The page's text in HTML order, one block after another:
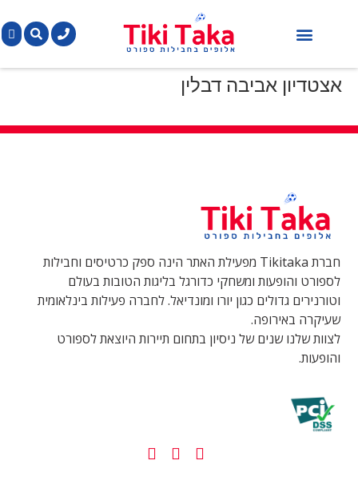
אצטדיון אביבה דבלין
חברת Tikitaka מפעילת האתר הינה ספק כרטיסים וחבילות
לספורט והופעות ומשחקי כדורגל בליגות הטובות בעולם
וטורנירים גדולים כגון יורו ומונדיאל. לחברה פעילות בינלאומית
שעיקרה באירופה.
לצוות שלנו שנים של ניסיון בתחום תיירות היוצאת לספורט
והופעות.